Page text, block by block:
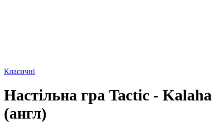
Класичні
Настільна гра Tactic - Kalaha
(англ)